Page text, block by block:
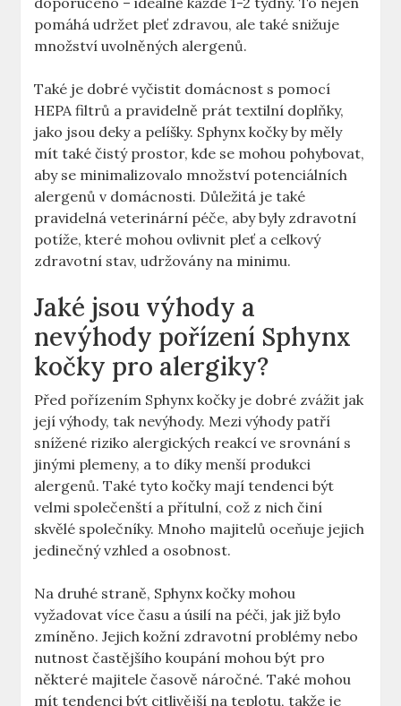
pomáhá udržet pleť zdravou, ale také snižuje
množství uvolněných alergenů.
Také je dobré vyčistit domácnost s pomocí
HEPA filtrů a pravidelně prát textilní doplňky,
jako jsou deky a pelíšky. Sphynx kočky by měly
mít také čistý prostor, kde se mohou pohybovat,
aby se minimalizovalo množství potenciálních
alergenů v domácnosti. Důležitá je také
pravidelná veterinární péče, aby byly zdravotní
potíže, které mohou ovlivnit pleť a celkový
zdravotní stav, udržovány na minimu.
Jaké jsou výhody a
nevýhody pořízení Sphynx
kočky pro alergiky?
Před pořízením Sphynx kočky je dobré zvážit jak
její výhody, tak nevýhody. Mezi výhody patří
snížené riziko alergických reakcí ve srovnání s
jinými plemeny, a to díky menší produkci
alergenů. Také tyto kočky mají tendenci být
velmi společenští a přítulní, což z nich činí
skvělé společníky. Mnoho majitelů oceňuje jejich
jedinečný vzhled a osobnost.
Na druhé straně, Sphynx kočky mohou
vyžadovat více času a úsilí na péči, jak již bylo
zmíněno. Jejich kožní zdravotní problémy nebo
nutnost častějšího koupání mohou být pro
některé majitele časově náročné. Také mohou
mít tendenci být citlivější na teplotu, takže je